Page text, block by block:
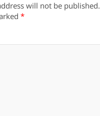
will not be published.
*